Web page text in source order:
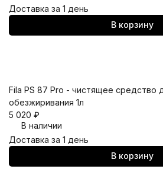
Доставка за 1 день
В корзину
Fila PS 87 Pro - чистящее средство
обезжиривания 1л
5 020 ₽
В наличии
Доставка за 1 день
В корзину